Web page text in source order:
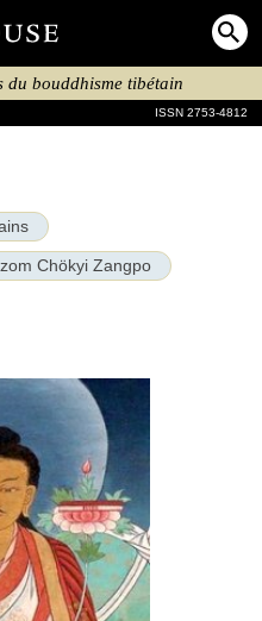
du bouddhisme tibétain
ISSN 2753-4812
Chökyi Zangpo